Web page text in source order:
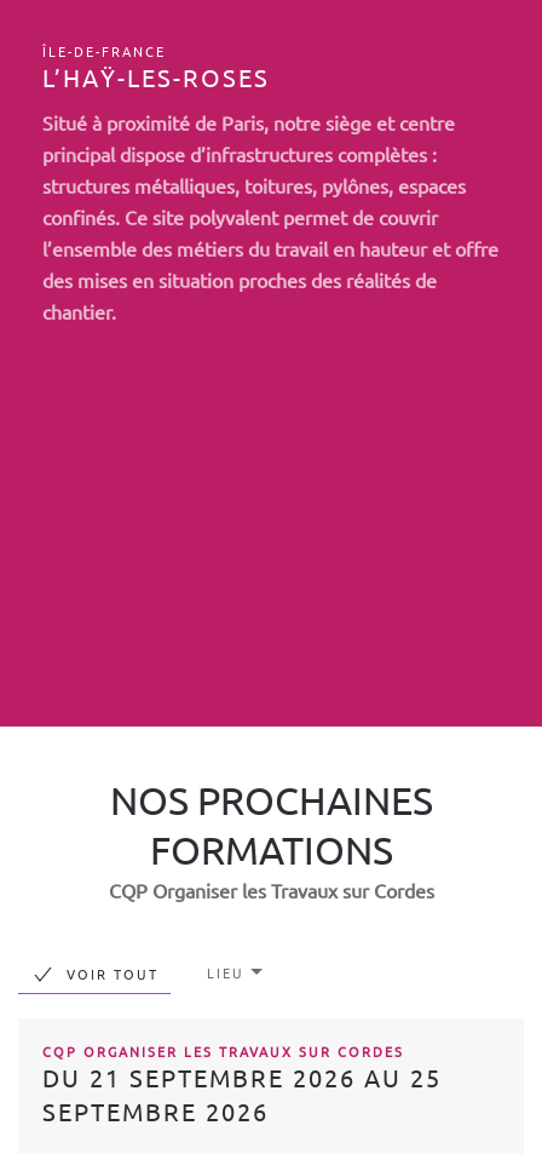
ÎLE-DE-FRANCE
L’HAŸ-LES-ROSES
Situé à proximité de Paris, notre siège et centre
principal dispose d’infrastructures complètes :
structures métalliques, toitures, pylônes, espaces
confinés. Ce site polyvalent permet de couvrir
l’ensemble des métiers du travail en hauteur et offre
des mises en situation proches des réalités de
chantier.
NOS PROCHAINES
FORMATIONS
CQP Organiser les Travaux sur Cordes
VOIR TOUT LIEU
CQP ORGANISER LES TRAVAUX SUR CORDES
DU 21 SEPTEMBRE 2026 AU 25
SEPTEMBRE 2026